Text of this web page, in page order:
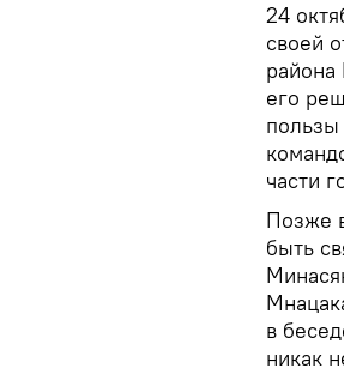
24
своей
района
его
пользы
части
Позже
быть
в
никак